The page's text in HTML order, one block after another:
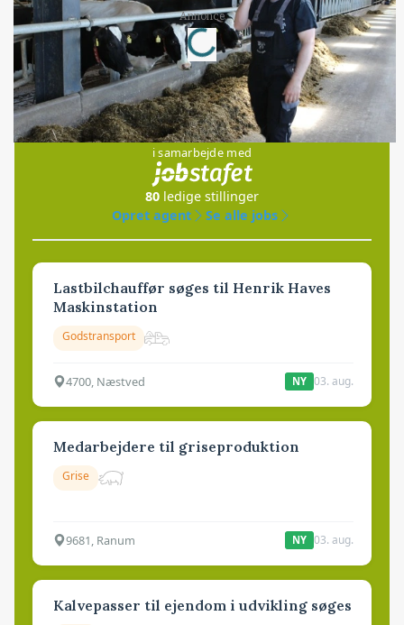
Annonce
Loading...
Jobs
i samarbejde med
80 ledige stillinger
Opret agent
Se alle jobs
Lastbilchauffør søges til Henrik Haves
Maskinstation
Godstransport
4700, Næstved NY 03. aug.
Medarbejdere til griseproduktion
Grise
9681, Ranum NY 03. aug.
Kalvepasser til ejendom i udvikling søges